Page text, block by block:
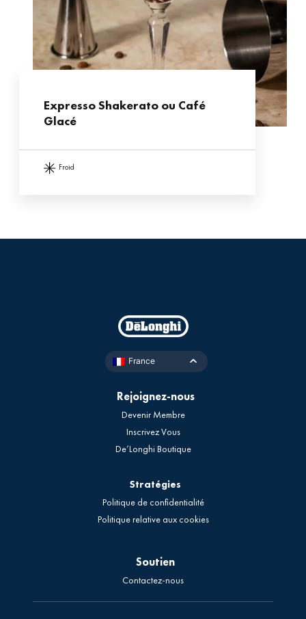
Expresso Shakerato ou Café
Glacé
froid
France
Rejoignez-nous
Devenir Membre
Inscrivez Vous
De’Longhi Boutique
Stratégies
Politique de confidentialité
Politique relative aux cookies
Soutien
Contactez-nous